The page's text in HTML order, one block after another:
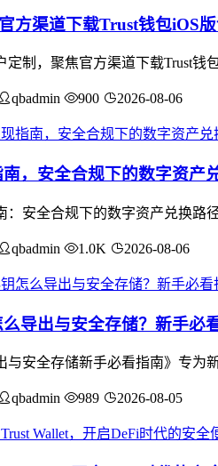
方渠道下载Trust钱包iOS
定制，聚焦官方渠道下载Trust钱
qbadmin 900 2026-08-06
，安全合规下的数字资产
：安全合规下的数字资产兑换
qbadmin 1.0K 2026-08-06
导出与安全存储？新手必
与安全存储新手必看指南》专
qbadmin 989 2026-08-05